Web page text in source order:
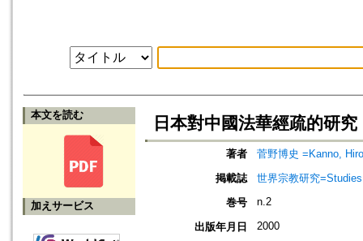
本文を読む
加えサービス
日本對中國法華經疏的研究
著者
菅野博史 =Kanno,
掲載誌
世界宗教研究
巻号
n.2
出版年月日 2000